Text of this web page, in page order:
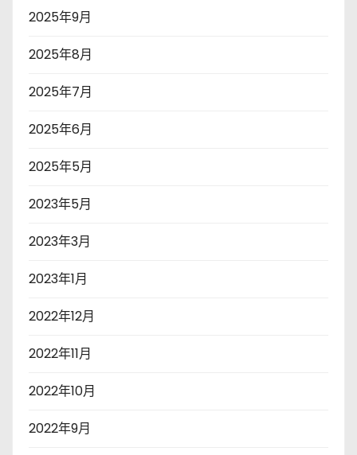
2025年9月
2025年8月
2025年7月
2025年6月
2025年5月
2023年5月
2023年3月
2023年1月
2022年12月
2022年11月
2022年10月
2022年9月